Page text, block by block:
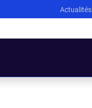
Actualités